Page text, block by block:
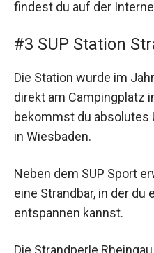
findest du auf der
#3 SUP Station
Die Station wurde im
direkt am Campingplatz
bekommst du absolutes
in Wiesbaden.
Neben dem SUP Sport
eine Strandbar, in der du
entspannen kannst.
Die Strandperle